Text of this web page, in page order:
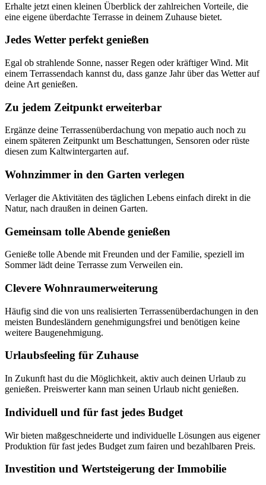
Erhalte jetzt einen kleinen Überblick der zahlreichen Vorteile, die
eine eigene überdachte Terrasse in deinem Zuhause bietet.
Jedes Wetter perfekt genießen
Egal ob strahlende Sonne, nasser Regen oder kräftiger Wind. Mit
einem Terrassendach kannst du, dass ganze Jahr über das Wetter auf
deine Art genießen.
Zu jedem Zeitpunkt erweiterbar
Ergänze deine Terrassenüberdachung von mepatio auch noch zu
einem späteren Zeitpunkt um Beschattungen, Sensoren oder rüste
diesen zum Kaltwintergarten auf.
Wohnzimmer in den Garten verlegen
Verlager die Aktivitäten des täglichen Lebens einfach direkt in die
Natur, nach draußen in deinen Garten.
Gemeinsam tolle Abende genießen
Genieße tolle Abende mit Freunden und der Familie, speziell im
Sommer lädt deine Terrasse zum Verweilen ein.
Clevere Wohnraumerweiterung
Häufig sind die von uns realisierten Terrassenüberdachungen in den
meisten Bundesländern genehmigungsfrei und benötigen keine
weitere Baugenehmigung.
Urlaubsfeeling für Zuhause
In Zukunft hast du die Möglichkeit, aktiv auch deinen Urlaub zu
genießen. Preiswerter kann man seinen Urlaub nicht genießen.
Individuell und für fast jedes Budget
Wir bieten maßgeschneiderte und individuelle Lösungen aus eigener
Produktion für fast jedes Budget zum fairen und bezahlbaren Preis.
Investition und Wertsteigerung der Immobilie